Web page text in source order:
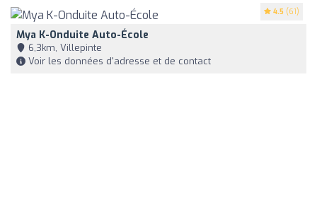
4.5 (61)
Mya K-Onduite Auto-École
6,3km, Villepinte
Voir les données d'adresse et de contact